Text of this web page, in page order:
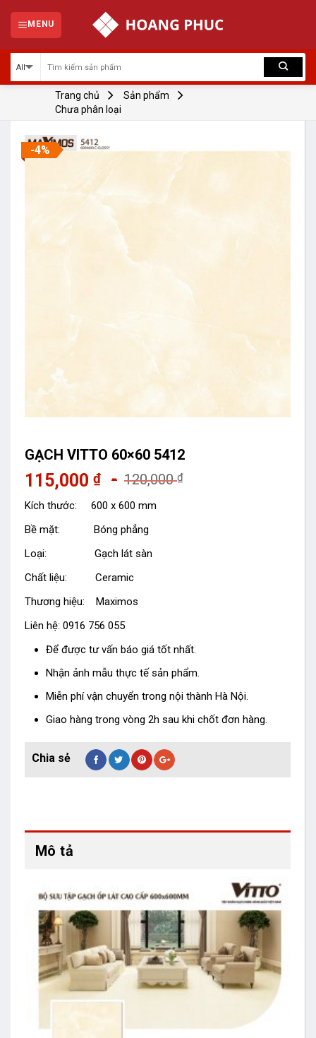
content
MENU
Trang chủ
Sản phẩm
Chưa phân loại
-4%
GẠCH VITTO 60×60 5412
120,000₫
115,000 ₫
Kích thước: 600 x 600 mm
Bề mặt: Bóng phẳng
Loại: Gạch lát sàn
Chất liệu: Ceramic
Thương hiệu: Maximos
Liên hệ: 0916 756 055
Để được tư vấn báo giá tốt nhất.
Nhận ảnh mẫu thực tế sản phẩm.
Miễn phí vận chuyển trong nội thành Hà Nội.
Giao hàng trong vòng 2h sau khi chốt đơn hàng.
Mô tả